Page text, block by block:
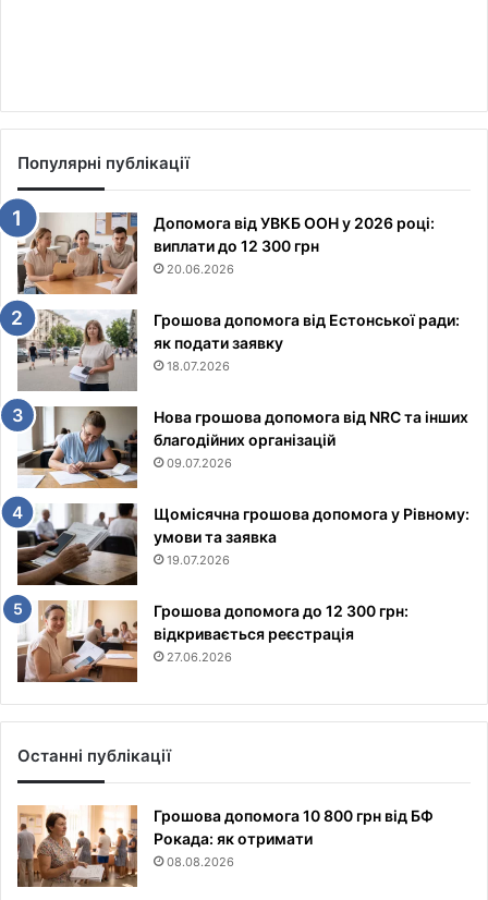
Популярні публікації
Допомога від УВКБ ООН у 2026 році:
виплати до 12 300 грн
20.06.2026
Грошова допомога від Естонської ради:
як подати заявку
18.07.2026
Нова грошова допомога від NRC та інших
благодійних організацій
09.07.2026
Щомісячна грошова допомога у Рівному:
умови та заявка
19.07.2026
Грошова допомога до 12 300 грн:
відкривається реєстрація
27.06.2026
Останні публікації
Грошова допомога 10 800 грн від БФ
Рокада: як отримати
08.08.2026